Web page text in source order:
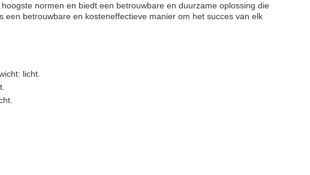
normen en biedt een betrouwbare en duurzame oplossing die
betrouwbare en kosteneffectieve manier om het succes van elk
licht.